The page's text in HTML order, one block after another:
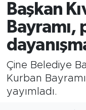
Başkan
Bayramı,
Çine Belediye
Kurban
yayımladı.